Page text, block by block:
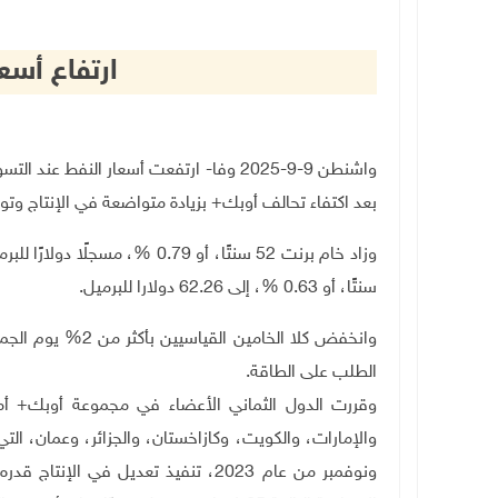
ارتفاع
واشنطن 9-9-2025 وفا- ارتفعت أسعار
بعد اكتفاء تحالف أوبك+ بزيادة متواضعة في الإنتاج
سنتًا، أو 0.63 %، إلى 62.26 دولارا للبرميل
.
وانخفض كلا
الطلب على الطاقة.
وقررت الدول الثماني الأعضاء في مجموعة أوبك+
والإمارات، والكويت، وكازاخستان، والجزائر،